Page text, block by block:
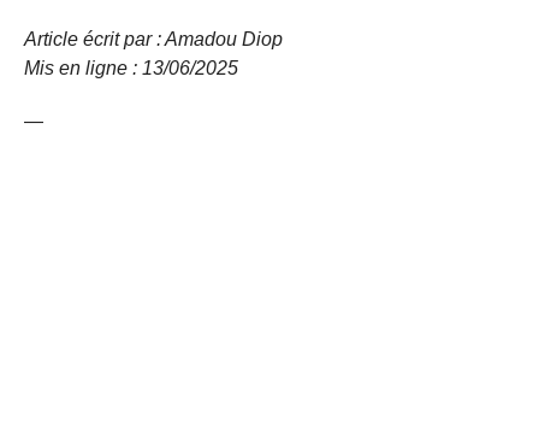
Article écrit par : Amadou Diop
Mis en ligne : 13/06/2025
—